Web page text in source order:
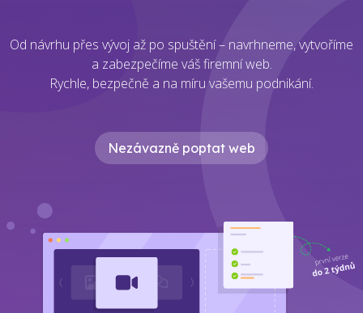
Od návrhu přes vývoj až po spuštění – navrhneme, vytvoříme
a zabezpečíme váš firemní web.
Rychle, bezpečně a na míru vašemu podnikání.
Nezávazně poptat web